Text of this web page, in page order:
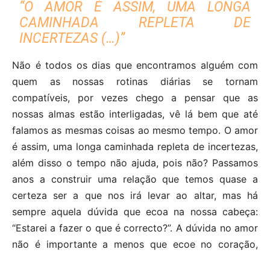
“O AMOR É ASSIM, UMA LONGA
CAMINHADA REPLETA DE
INCERTEZAS (…)”
Não é todos os dias que encontramos alguém com
quem as nossas rotinas diárias se tornam
compatíveis, por vezes chego a pensar que as
nossas almas estão interligadas, vê lá bem que até
falamos as mesmas coisas ao mesmo tempo. O amor
é assim, uma longa caminhada repleta de incertezas,
além disso o tempo não ajuda, pois não? Passamos
anos a construir uma relação que temos quase a
certeza ser a que nos irá levar ao altar, mas há
sempre aquela dúvida que ecoa na nossa cabeça:
“Estarei a fazer o que é correcto?”. A dúvida no amor
não é importante a menos que ecoe no coração,